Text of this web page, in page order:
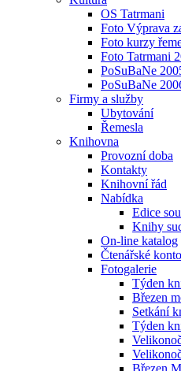
OS Tatrmani
Foto Výprava
Foto kurzy
Foto Tatrmani
PoSuBaNe
PoSuBaNe
Firmy a služby
Ubytování
Řemesla
Knihovna
Provozní doba
Kontakty
Knihovní řád
Nabídka
Edice
Knihy
On-line katalog
Čtenářské konto
Fotogalerie
Týden
Březen
Setkání
Týden
Březen